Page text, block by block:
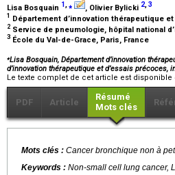
Lisa Bosquain 1,⁎ , Olivier Bylicki 2,3
1 Département d’innovation thérapeutique
2 Service de pneumologie, hôpital national
3 École du Val-de-Grace, Paris, France
⁎Lisa Bosquain, Département d’innovation
d’innovation thérapeutique et d’essais précoces,
Le texte complet de cet article est disponible
PDF Article
Résumé
Mots clés
Mots clés : Cancer bronchique non à
Keywords : Non-small cell lung cancer,